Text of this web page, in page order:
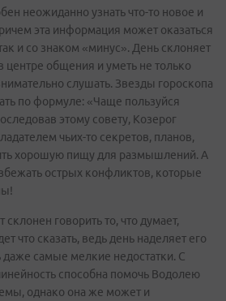
неожиданно узнать что-то новое и
эта информация может оказаться
и со знаком «минус». День склоняет
центре общения и уметь не только
слушать. Звезды гороскопа
по формуле: «Чаще пользуйся
этому совету, Козерог
чьих-то секретов, планов,
хорошую пищу для размышлений. А
острых конфликтов, которые
склонен говорить то, что думает,
что сказать, ведь день наделяет его
даже самые мелкие недостатки. С
способна помочь Водолею
однако она же может и